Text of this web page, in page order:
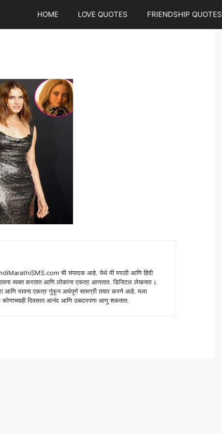
HOME LOVE QUOTES FRIENDSHIP QUOTES
ची संपादक आहे. येथे मी मराठी आणि हिंदी
व्यक्त करतात आणि लोकांना एकत्र आणतात. डिजिटल लेखनात ८
आणि भावना एकत्र गुंफून अर्थपूर्ण सामग्री तयार करणे आहे. मला
कोणाच्याही दिवसात आनंद आणि उबदारपणा आणू शकतात.